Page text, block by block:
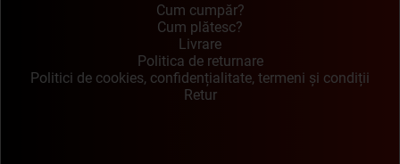
Cum cumpăr?
Cum plătesc?
Livrare
Politica de returnare
Politici de cookies, confidențialitate, termeni și condiții
Retur